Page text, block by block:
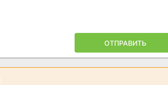
ОТПРАВИТЬ